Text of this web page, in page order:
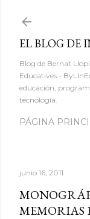
EL BLOG DE
Blog de Bernat
Educatives -
educación,
tecnología.
PÁGINA
junio 16, 2011
MEMORIAS